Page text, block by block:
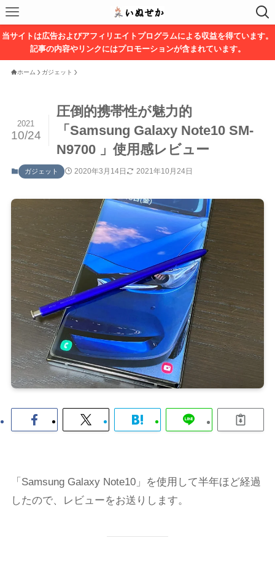
当サイトは広告およびアフィリエイトプログラムによる収益を得ています。
記事の内容やリンクにはプロモーションが含まれています。
ホーム ガジェット
圧倒的携帯性が魅力的
「Samsung Galaxy Note10 SM-
N9700 」使用感レビュー
2021
10/24
ガジェット 2020年3月14日 2021年10月24日
「Samsung Galaxy Note10」を使用して半年ほど経過
したので、レビューをお送りします。